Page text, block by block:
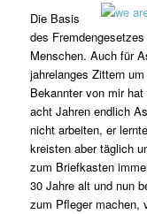
Die Basis
des
Menschen. Auch für
jahrelanges Zittern
Bekannter von mir
acht Jahren endlich
nicht arbeiten, er
kreisten aber täglich
zum Briefkasten
30 Jahre alt und nun
zum Pfleger machen,